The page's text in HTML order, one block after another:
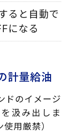
ると自動で
になる
計量給油
ドのイメージ
汲み出しま
用厳禁）